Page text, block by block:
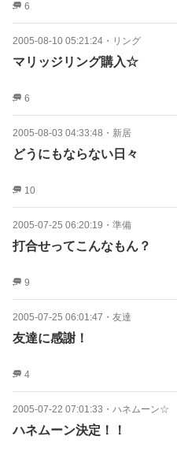
6
2005-08-10 05:21:24 ・ リング
マリッジリング購入☆
6
2005-08-03 04:33:48 ・ 新居
どうにもならない日々
10
2005-07-25 06:20:19 ・ 準備
打合せってこんなもん？
9
2005-07-25 06:01:47 ・ 友達
友達に感謝！
4
2005-07-22 07:01:33 ・ ハネムーン☆
ハネムーン決定！！